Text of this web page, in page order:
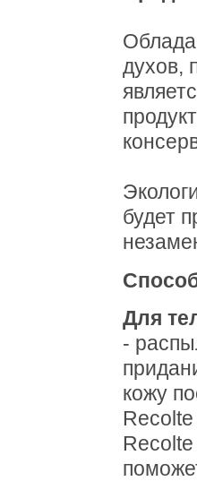
духов,
будет
Для
-
кожу